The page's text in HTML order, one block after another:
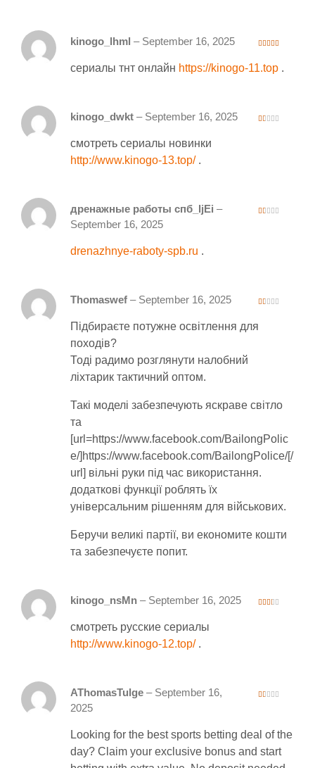
kinogo_lhml – September 16, 2025
сериалы тнт онлайн https://kinogo-11.top .
kinogo_dwkt – September 16, 2025
смотреть сериалы новинки
http://www.kinogo-13.top/.
дренажные работы спб_ljEi –
September 16, 2025
drenazhnye-raboty-spb.ru .
Thomaswef – September 16, 2025
Підбираєте потужне освітлення для
походів?
Тоді радимо розглянути налобний
ліхтарик тактичний оптом.
Такі моделі забезпечують яскраве світло
та
[url=https://www.facebook.com/BailongPolic
e/]https://www.facebook.com/BailongPolice/[/
url] вільні руки під час використання.
додаткові функції роблять їх
універсальним рішенням для військових.
Беручи великі партії, ви економите кошти
та забезпечуєте попит.
kinogo_nsMn – September 16, 2025
смотреть русские сериалы
http://www.kinogo-12.top/.
5
AThomasTulge – September 16,
2025
Looking for the best sports betting deal of the
day? Claim your exclusive bonus and start